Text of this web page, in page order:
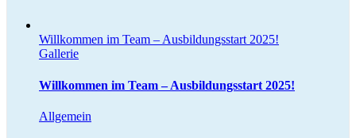
Willkommen im Team – Ausbildungsstart 2025!
Gallerie
Willkommen im Team – Ausbildungsstart 2025!
Allgemein